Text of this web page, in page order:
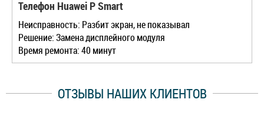
Телефон Huawei P Smart
Неисправность: Разбит экран, не показывал
Решение: Замена дисплейного модуля
Время ремонта: 40 минут
ОТЗЫВЫ НАШИХ КЛИЕНТОВ